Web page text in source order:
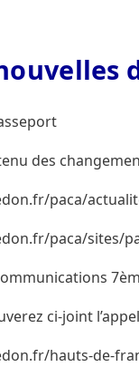
des
paca/
paca/sites/
ci-joint
hauts-de-